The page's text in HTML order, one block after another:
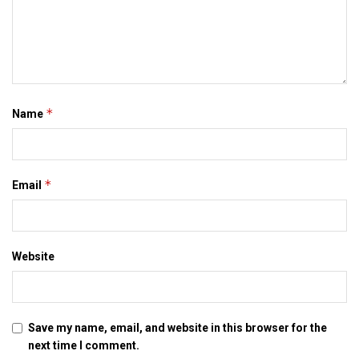
DECEMBER 26, 2020
एम्स मे शिफ्ट होयत डीएमसीएच क सामान, मार्च मे होएत
DECEMBER 26, 2020
होटल मैनेजमेंट क पढ़ाई करती बालिका गृह क 16 बालिका
लोकनि, 29 कए जायतीह बेंगलुरु
Name *
Email *
Website
Save my name, email, and website in this browser for the
next time I comment.